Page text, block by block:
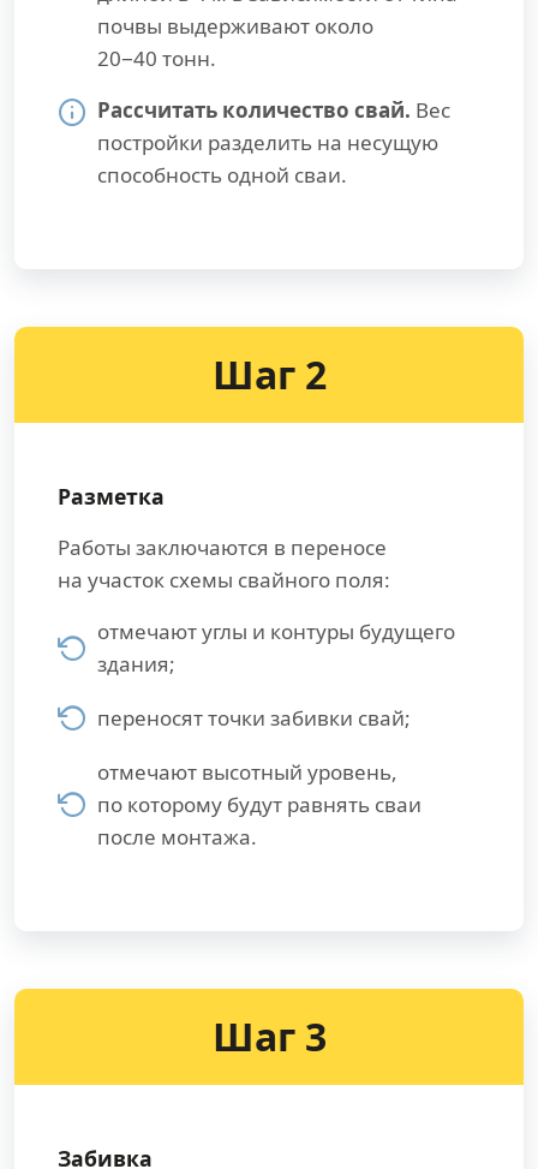
почвы выдерживают около
20−40 тонн.
Рассчитать количество свай. Вес
постройки разделить на несущую
способность одной сваи.
Шаг 2
Разметка
Работы заключаются в переносе
на участок схемы свайного поля:
отмечают углы и контуры будущего
здания;
переносят точки забивки свай;
отмечают высотный уровень,
по которому будут равнять сваи
после монтажа.
Шаг 3
Забивка